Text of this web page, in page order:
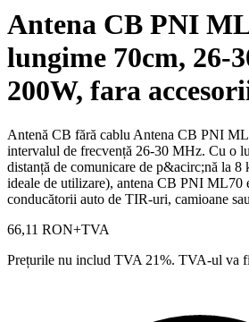
Antena CB PNI
lungime 70cm, 26-
200W, fara
Antenă CB fără cablu Antena CB PNI
intervalul de frecvență 26-30 MHz. Cu o
distanță de comunicare de p&acirc;nă la
ideale de utilizare), antena CB PNI ML70
conducătorii auto de TIR-uri, camioane
66,11 RON+TVA
Prețurile nu includ TVA 21%. TVA-ul va